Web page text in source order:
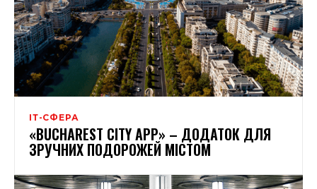
ІТ-СФЕРА
«BUCHAREST CITY APP» – ДОДАТОК ДЛЯ
ЗРУЧНИХ ПОДОРОЖЕЙ МІСТОМ